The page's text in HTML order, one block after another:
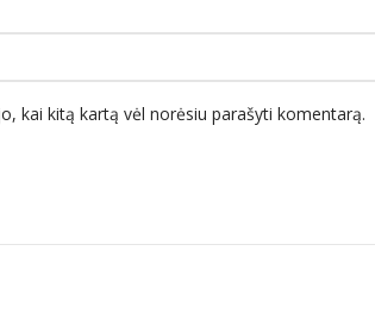
kai kitą kartą vėl norėsiu parašyti komentarą.